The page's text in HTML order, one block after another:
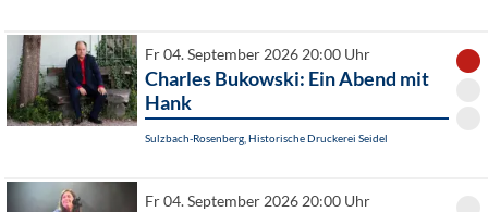
Fr 04. September 2026 20:00 Uhr
Charles Bukowski: Ein Abend mit
Hank
Sulzbach-Rosenberg, Historische Druckerei Seidel
Fr 04. September 2026 20:00 Uhr